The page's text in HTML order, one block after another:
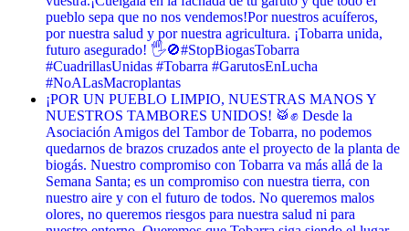
pueblo sepa que no nos vendemos! ​Por nuestros acuíferos,
por nuestra salud y por nuestra agricultura. ¡Tobarra unida,
futuro asegurado! 🖐️🚫 ​#StopBiogasTobarra
#CuadrillasUnidas #Tobarra #GarutosEnLucha
#NoALasMacroplantas
¡POR UN PUEBLO LIMPIO, NUESTRAS MANOS Y
NUESTROS TAMBORES UNIDOS! 🥁✊ Desde la
Asociación Amigos del Tambor de Tobarra, no podemos
quedarnos de brazos cruzados ante el proyecto de la planta de
biogás. Nuestro compromiso con Tobarra va más allá de la
Semana Santa; es un compromiso con nuestra tierra, con
nuestro aire y con el futuro de todos. No queremos malos
olores, no queremos riesgos para nuestra salud ni para